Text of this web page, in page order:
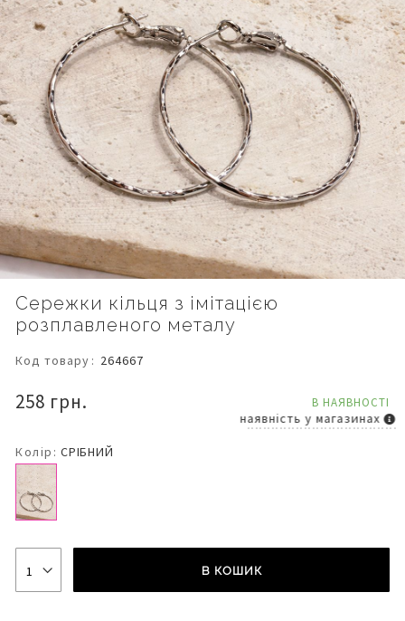
Сережки кільця з імітацією
розплавленого металу
Код товару 264667
258 грн. В НАЯВНОСТІ
наявність у магазинах
Колір: СРІБНИЙ
В КОШИК
початку
зображень